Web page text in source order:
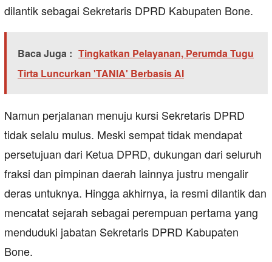
dilantik sebagai Sekretaris DPRD Kabupaten Bone.
Baca Juga : Tingkatkan Pelayanan, Perumda Tugu
Tirta Luncurkan 'TANIA' Berbasis AI
Namun perjalanan menuju kursi Sekretaris DPRD
tidak selalu mulus. Meski sempat tidak mendapat
persetujuan dari Ketua DPRD, dukungan dari seluruh
fraksi dan pimpinan daerah lainnya justru mengalir
deras untuknya. Hingga akhirnya, ia resmi dilantik dan
mencatat sejarah sebagai perempuan pertama yang
menduduki jabatan Sekretaris DPRD Kabupaten
Bone.